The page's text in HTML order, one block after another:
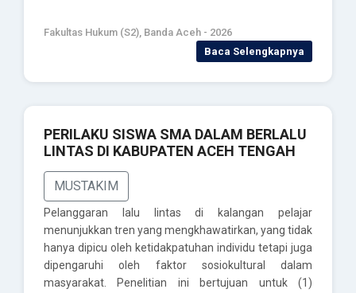
Fakultas Hukum (S2), Banda Aceh - 2026
Baca Selengkapnya
PERILAKU SISWA SMA DALAM BERLALU
LINTAS DI KABUPATEN ACEH TENGAH
MUSTAKIM
Pelanggaran lalu lintas di kalangan pelajar
menunjukkan tren yang mengkhawatirkan, yang tidak
hanya dipicu oleh ketidakpatuhan individu tetapi juga
dipengaruhi oleh faktor sosiokultural dalam
masyarakat. Penelitian ini bertujuan untuk (1)